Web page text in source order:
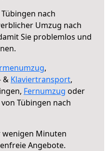
nach
Umzug nach
Sie problemlos und
,
& Klaviertransport,
Fernumzug oder
von Tübingen nach
wenigen Minuten
Angebote.